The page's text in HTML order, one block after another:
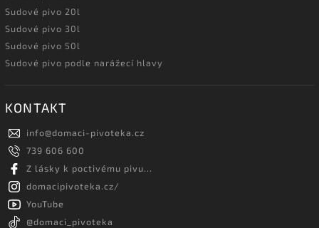
Sudové pivo 20l
Sudové pivo 30l
Sudové pivo 50l
Sudové pivo podle narážecí hlavy
KONTAKT
info@domaci-pivoteka.cz
739 606 600
Z lásky k poctivému pivu...
domacipivoteka.cz/
YouTube
@domaci_pivoteka